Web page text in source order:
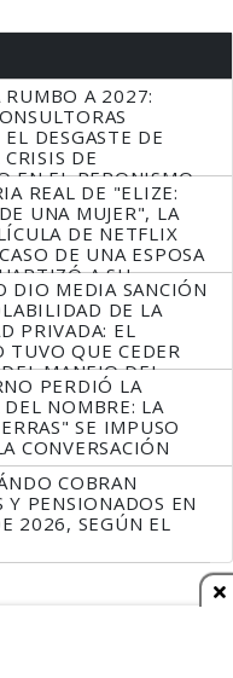
RUMBO A 2027:
DESGASTE DE
DE
EN EL PERONISMO
REAL DE "ELIZE:
UNA MUJER", LA
DE NETFLIX
DE UNA ESPOSA
A SU
DIO MEDIA SANCIÓN
DE LA
PRIVADA: EL
TUVO QUE CEDER
MANEJO DEL
PERDIÓ LA
DEL NOMBRE: LA
SE IMPUSO
CONVERSACIÓN
COBRAN
Y PENSIONADOS EN
2026, SEGÚN EL